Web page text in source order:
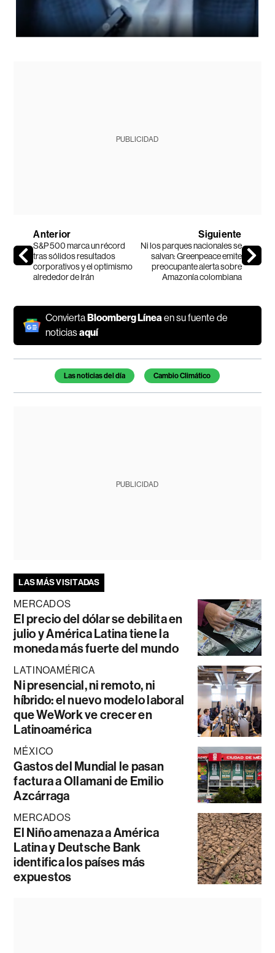
PUBLICIDAD
Anterior
S&P 500 marca un récord
tras sólidos resultados
corporativos y el optimismo
alrededor de Irán
Siguiente
Ni los parques nacionales se
salvan: Greenpeace emite
preocupante alerta sobre
Amazonía colombiana
ConviertaBloomberg Líneaen su fuente de
noticiasaquí
Temas de este artículo
Las noticias del día Cambio Climático
PUBLICIDAD
LAS MÁS VISITADAS
MERCADOS
El precio del dólar se debilita en
julio y América Latina tiene la
moneda más fuerte del mundo
LATINOAMÉRICA
Ni presencial, ni remoto, ni
híbrido: el nuevo modelo laboral
que WeWork ve crecer en
Latinoamérica
MÉXICO
Gastos del Mundial le pasan
factura a Ollamani de Emilio
Azcárraga
MERCADOS
El Niño amenaza a América
Latina y Deutsche Bank
identifica los países más
expuestos